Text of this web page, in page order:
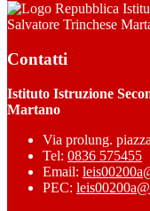
Salvatore Trinchese
Contatti
Istituto Istruzione
Martano
Via prolung.
Tel: 0836 575455
Email:
PEC: